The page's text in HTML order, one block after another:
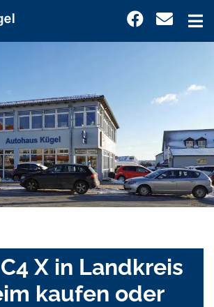
X in Landkreis
kaufen oder